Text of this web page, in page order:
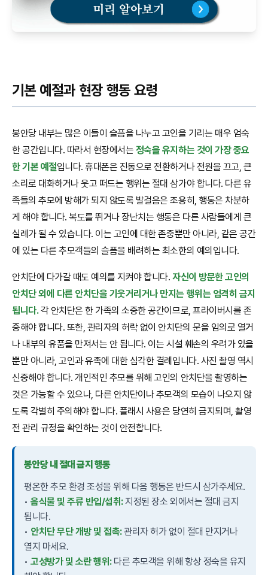
기본 예절과 현장 행동 요령
봉안당 내부는 많은 이들이 슬픔을 나누고 고인을 기리는 매우 엄숙
한 공간입니다. 따라서 현장에서는 정숙을 유지하는 것이 가장 중요
한 기본 예절입니다. 휴대폰은 진동으로 전환하거나 전원을 끄고, 큰
소리로 대화하거나 웃고 떠드는 행위는 절대 삼가야 합니다. 다른 유
족들의 추모에 방해가 되지 않도록 발걸음은 조용히, 행동은 차분하
게 해야 합니다. 복도를 뛰거나 장난치는 행동은 다른 사람들에게 큰
실례가 될 수 있습니다. 이는 고인에 대한 존중뿐만 아니라, 같은 공간
에 있는 다른 추모객들의 슬픔을 배려하는 최소한의 예의입니다.
안치단에 다가갈 때도 예의를 지켜야 합니다. 자신이 방문한 고인의
안치단 외에 다른 안치단을 기웃거리거나 만지는 행위는 엄격히 금지
됩니다.각 안치단은 한 가족의 소중한 공간이므로, 프라이버시를 존
중해야 합니다. 또한, 관리자의 허락 없이 안치단의 문을 임의로 열거
나 내부의 유품을 만져서는 안 됩니다. 이는 시설 훼손의 우려가 있을
뿐만 아니라, 고인과 유족에 대한 심각한 결례입니다. 사진 촬영 역시
신중해야 합니다. 개인적인 추모를 위해 고인의 안치단을 촬영하는
것은 가능할 수 있으나, 다른 안치단이나 추모객의 모습이 나오지 않
도록 각별히 주의해야 합니다. 플래시 사용은 당연히 금지되며, 촬영
전 관리 규정을 확인하는 것이 안전합니다.
봉안당 내 절대 금지 행동
평온한 추모 환경 조성을 위해 다음 행동은 반드시 삼가주세요.
•음식물 및 주류 반입/섭취:지정된 장소 외에서는 절대 금지
됩니다.
• 안치단 무단 개방 및 접촉:관리자 허가 없이 절대 만지거나
열지 마세요.
•고성방가 및 소란 행위:다른 추모객을 위해 항상 정숙을 유지